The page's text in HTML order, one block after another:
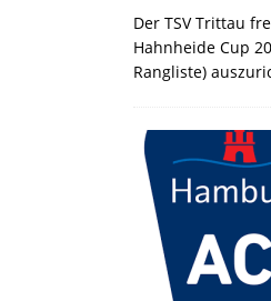
Der TSV Trittau
Hahnheide Cup
Rangliste)